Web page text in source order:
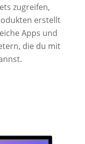
zugreifen,
erstellt
Apps und
die du mit